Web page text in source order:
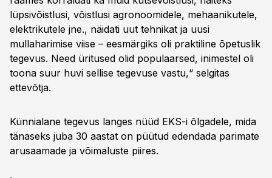
lüpsivõistlusi, võistlusi agronoomidele, mehaanikutele,
elektrikutele jne., näidati uut tehnikat ja uusi
mullaharimise viise – eesmärgiks oli praktiline õpetuslik
tegevus. Need üritused olid populaarsed, inimestel oli
toona suur huvi sellise tegevuse vastu,“ selgitas
ettevõtja.
Künnialane tegevus langes nüüd EKS-i õlgadele, mida
tänaseks juba 30 aastat on püütud edendada parimate
arusaamade ja võimaluste piires.